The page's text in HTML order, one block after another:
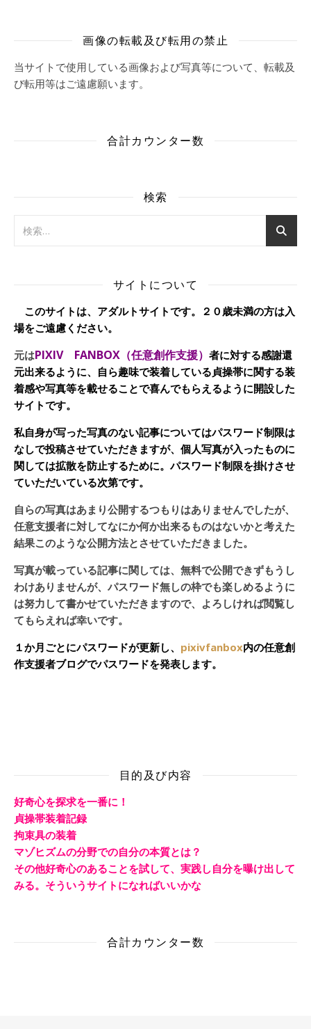
画像の転載及び転用の禁止
当サイトで使用している画像および写真等について、転載及
び転用等はご遠慮願います。
合計カウンター数
検索
サイトについて
このサイトは、アダルトサイトです。２０歳未満の方は入
場をご遠慮ください。
元はPIXIV FANBOX（任意創作支援） 者に対する感謝還
元出来るように、自ら趣味で装着している貞操帯に関する装
着感や写真等を載せることで喜んでもらえるように開設した
サイトです。
私自身が写った写真のない記事についてはパスワード制限は
なしで投稿させていただきますが、個人写真が入ったものに
関しては拡散を防止するために。パスワード制限を掛けさせ
ていただいている次第です。
自らの写真はあまり公開するつもりはありませんでしたが、
任意支援者に対してなにか何か出来るものはないかと考えた
結果このような公開方法とさせていただきました。
写真が載っている記事に関しては、無料で公開できずもうし
わけありませんが、パスワード無しの枠でも楽しめるように
は努力して書かせていただきますので、よろしければ閲覧し
てもらえれば幸いです。
１か月ごとにパスワードが更新し、 pixivfanbox内の任意創
作支援者ブログでパスワードを発表します。
目的及び内容
好奇心を探求を一番に！
貞操帯装着記録
拘束具の装着
マゾヒズムの分野での自分の本質とは？
その他好奇心のあることを試して、実践し自分を曝け出して
みる。そういうサイトになればいいかな
合計カウンター数